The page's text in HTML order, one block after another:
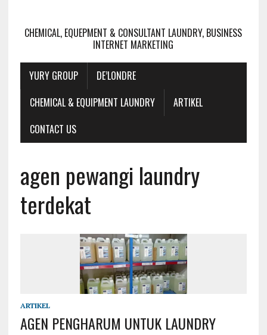
CHEMICAL, EQUEPMENT & CONSULTANT LAUNDRY, BUSINESS
INTERNET MARKETING
YURY GROUP
DE’LONDRE
CHEMICAL & EQUIPMENT LAUNDRY
ARTIKEL
CONTACT US
agen pewangi laundry
terdekat
ARTIKEL
AGEN PENGHARUM UNTUK LAUNDRY